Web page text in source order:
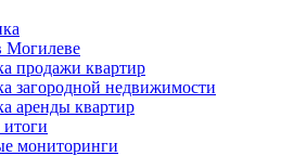
Могилеве
продажи квартир
загородной недвижимости
аренды квартир
мониторинги